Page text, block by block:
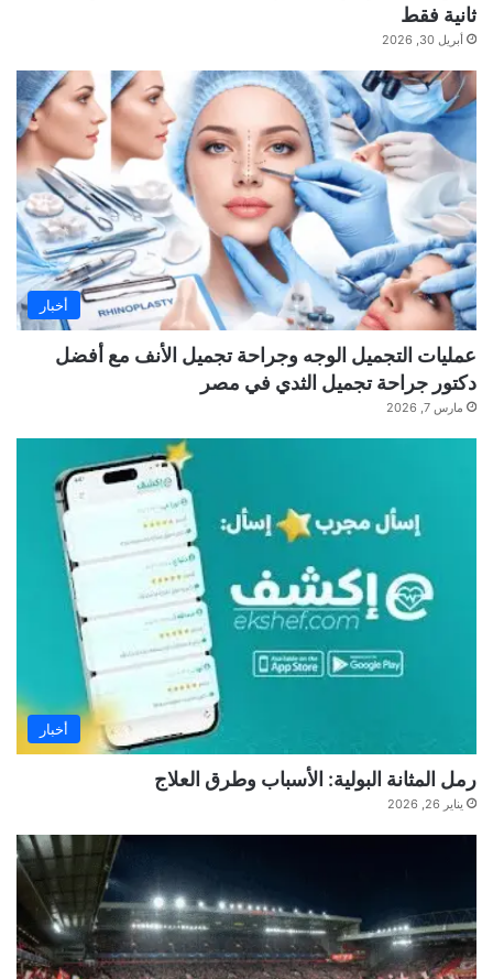
ثانية فقط
أبريل 30, 2026
أخبار
عمليات التجميل الوجه وجراحة تجميل الأنف مع أفضل
دكتور جراحة تجميل الثدي في مصر
مارس 7, 2026
أخبار
رمل المثانة البولية: الأسباب وطرق العلاج
يناير 26, 2026